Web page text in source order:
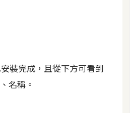
裝完成，且從下方可看到
名稱。